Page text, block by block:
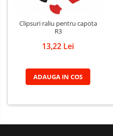
Clipsuri raliu pentru capota
R3
13,22 Lei
ADAUGA IN COS